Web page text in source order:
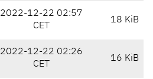
2022-12-22 02:57
CET
18 KiB
2022-12-22 02:26
CET
16 KiB